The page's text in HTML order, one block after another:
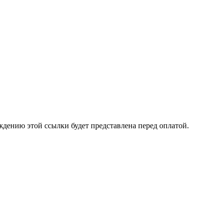
этой ссылки будет представлена перед оплатой.